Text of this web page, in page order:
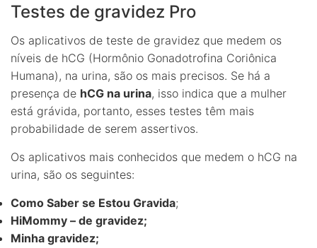
Testes de gravidez Pro
Os aplicativos de teste de gravidez que medem os
níveis de hCG (Hormônio Gonadotrofina Coriônica
Humana), na urina, são os mais precisos. Se há a
presença de hCG na urina, isso indica que a mulher
está grávida, portanto, esses testes têm mais
probabilidade de serem assertivos.
Os aplicativos mais conhecidos que medem o hCG na
urina, são os seguintes:
Como Saber se Estou Gravida;
HiMommy – de gravidez;
Minha gravidez;